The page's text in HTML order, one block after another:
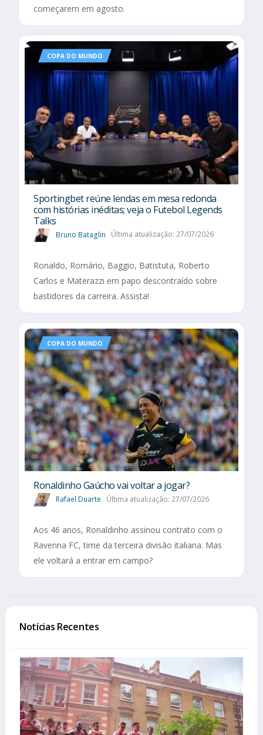
começarem em agosto.
COPA DO MUNDO
Sportingbet reúne lendas em mesa redonda
com histórias inéditas; veja o Futebol Legends
Talks
Bruno Bataglin Última atualização: 27/07/2026
Ronaldo, Romário, Baggio, Batistuta, Roberto
Carlos e Materazzi em papo descontraído sobre
bastidores da carreira. Assista!
COPA DO MUNDO
Ronaldinho Gaúcho vai voltar a jogar?
Rafael Duarte Última atualização: 27/07/2026
Aos 46 anos, Ronaldinho assinou contrato com o
Ravenna FC, time da terceira divisão italiana. Mas
ele voltará a entrar em campo?
Notícias Recentes